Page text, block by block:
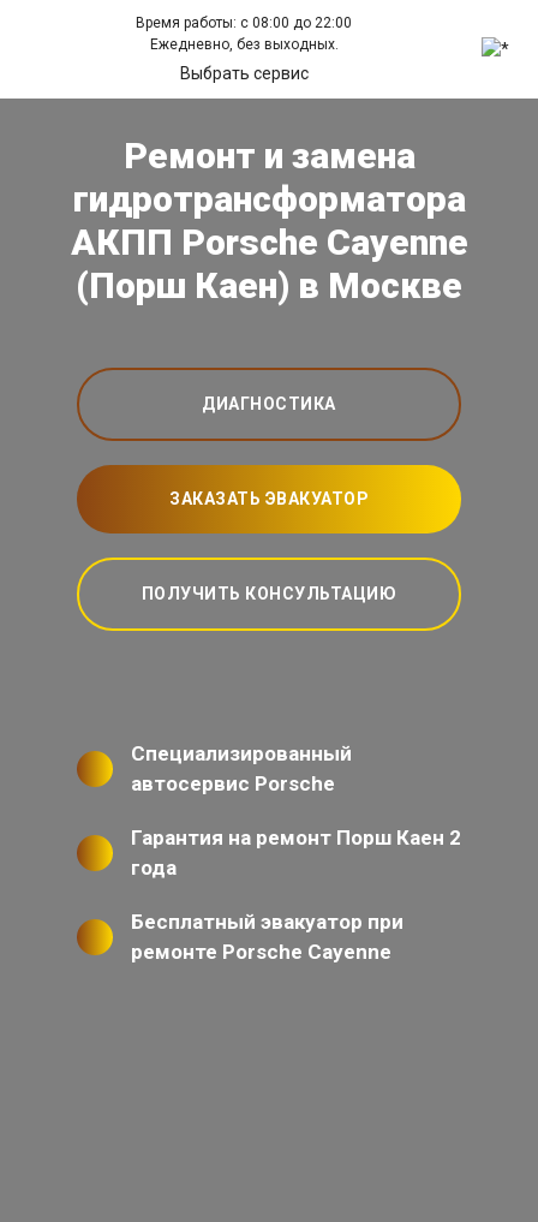
Время работы: с 08:00 до 22:00
Ежедневно, без выходных.
Выбрать сервис
Ремонт и замена
гидротрансформатора
АКПП Porsche Cayenne
(Порш Каен) в Москве
ДИАГНОСТИКА
ЗАКАЗАТЬ ЭВАКУАТОР
ПОЛУЧИТЬ КОНСУЛЬТАЦИЮ
Специализированный
автосервис Porsche
Гарантия на ремонт Порш Каен 2
года
Бесплатный эвакуатор при
ремонте Porsche Cayenne